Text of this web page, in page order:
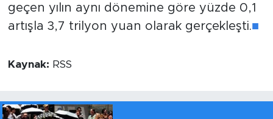
geçen yılın aynı dönemine göre yüzde 0,1
artışla 3,7 trilyon yuan olarak gerçekleşti.■
Kaynak: RSS